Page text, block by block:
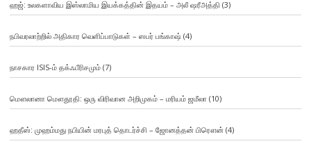
ஹஜ்: உலகளாவிய இஸ்லாமிய இயக்கத்தின் இதயம் – அலீ ஷரீஅத்தி (3)
நபிவரலாற்றில் அதிகார வெளிப்பாடுகள் – ஸபர் பங்காஷ் (4)
நாசகார ISIS-ம் தக்ஃபீரிசமும்(7)
மௌலானா மௌதூதி: ஒரு விரிவான அறிமுகம் – மரியம் ஜமீலா (10)
ஹதீஸ்: முஹம்மது நபியின் மரபுத் தொடர்ச்சி – ஜோனத்தன் பிரௌன் (4)